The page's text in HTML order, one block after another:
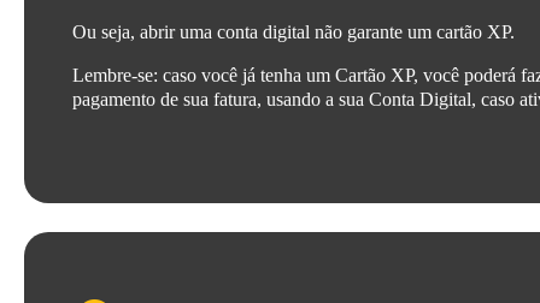
Ou seja, abrir uma conta digital não garante um cartão XP.
Lembre-se: caso você já tenha um Cartão XP, você poderá
pagamento de sua fatura, usando a sua Conta Digital, caso